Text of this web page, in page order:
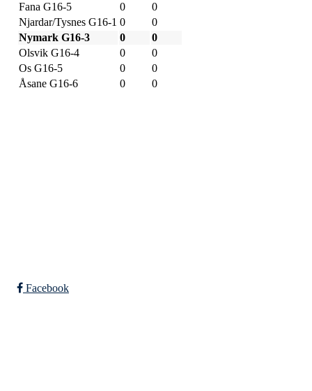
Fana G16-5
0
0
Njardar/Tysnes G16-1 0
0
Nymark G16-3
0
0
Olsvik G16-4
0
0
Os G16-5
0
0
Åsane G16-6
0 0
Facebook